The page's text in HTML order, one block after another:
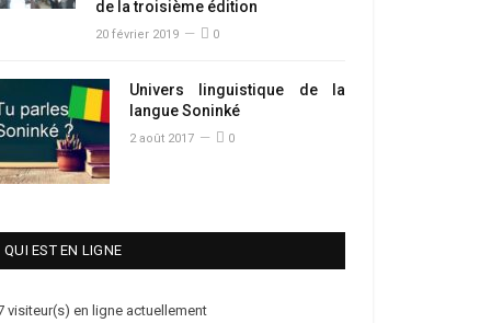
de la troisième édition
20 février 2019 0
Univers linguistique de la
langue Soninké
2 août 2017 0
QUI EST EN LIGNE
visiteur(s) en ligne actuellement